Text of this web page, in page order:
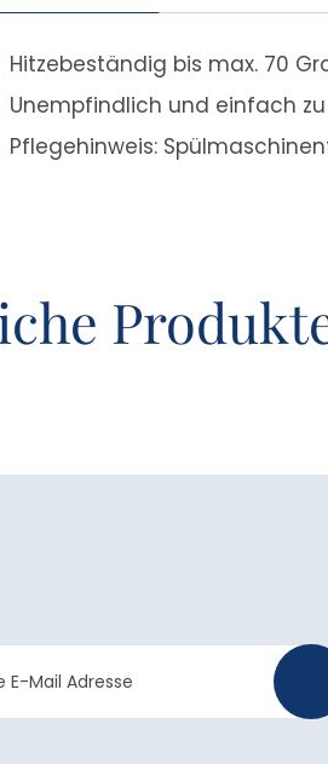
Hitzebeständig bis max. 70
Unempfindlich und einfach
Pflegehinweis: